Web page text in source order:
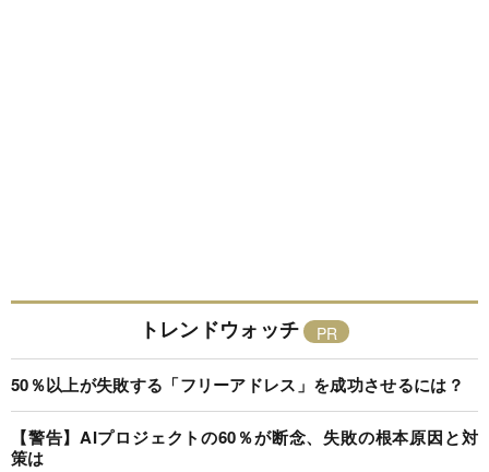
トレンドウォッチ
50％以上が失敗する「フリーアドレス」を成功させるには？
【警告】AIプロジェクトの60％が断念、失敗の根本原因と対
策は